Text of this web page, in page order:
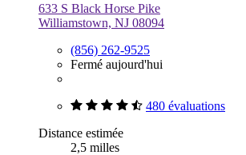
633 S Black Horse Pike
Williamstown, NJ 08094
(856) 262-9525
Fermé aujourd'hui
480 évaluations
Distance estimée
2,5 milles